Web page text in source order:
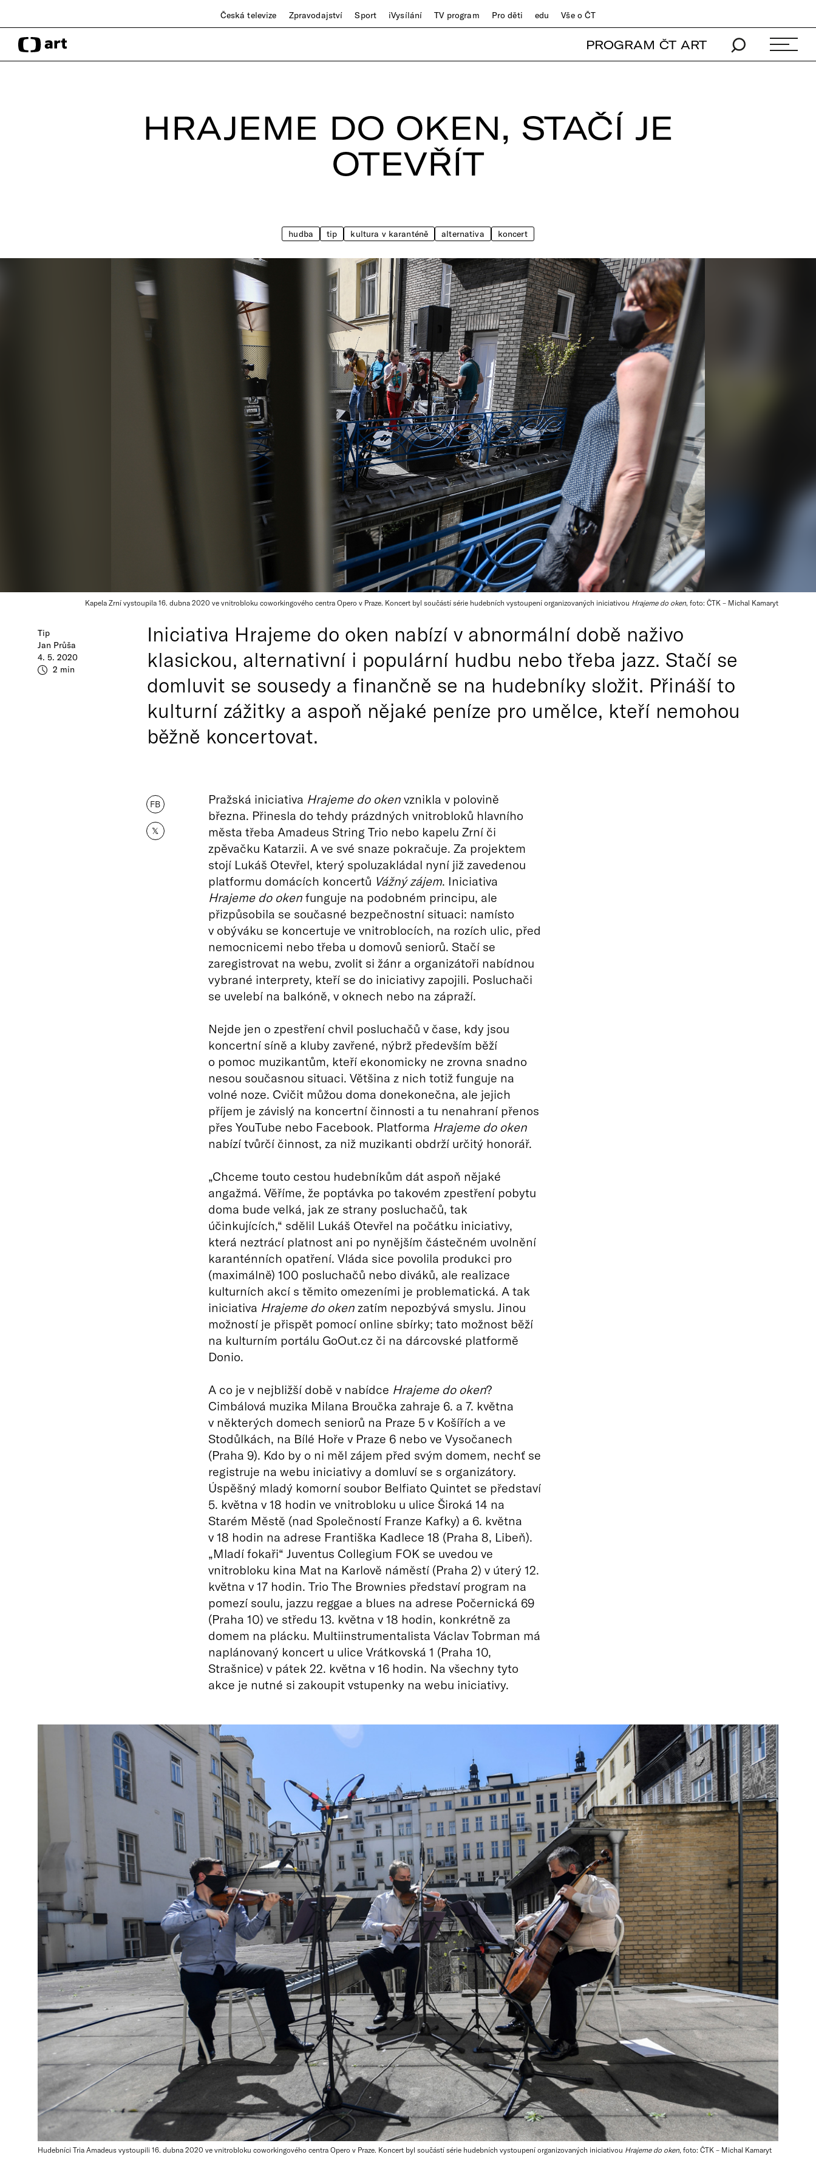
Česká televize Zpravodajství Sport iVysílání TV program Pro děti edu Vše o ČT
PROGRAM ČT ART
HRAJEME DO OKEN, STAČÍ JE
OTEVŘÍT
hudba tip kultura v karanténě alternativa koncert
Kapela Zrní vystoupila 16. dubna 2020 ve vnitrobloku coworkingového centra Opero v Praze. Koncert byl součástí série hudebních vystoupení organizovaných iniciativou Hrajeme do oken, foto: ČTK – Michal Kamaryt
Tip
Jan Průša
4. 5. 2020
2 min
Iniciativa Hrajeme do oken nabízí v abnormální době naživo
klasickou, alternativní i populární hudbu nebo třeba jazz. Stačí se
domluvit se sousedy a finančně se na hudebníky složit. Přináší to
kulturní zážitky a aspoň nějaké peníze pro umělce, kteří nemohou
běžně koncertovat.
FB
𝕏
Pražská iniciativa Hrajeme do okenvznikla v polovině
března. Přinesla do tehdy prázdných vnitrobloků hlavního
města třeba Amadeus String Trio nebo kapelu Zrní či
zpěvačku Katarzii. A ve své snaze pokračuje. Za projektem
stojí Lukáš Otevřel, který spoluzakládal nyní již zavedenou
platformu domácích koncertů Vážný zájem. Iniciativa
Hrajeme do okenfunguje na podobném principu, ale
přizpůsobila se současné bezpečnostní situaci: namísto
v obýváku se koncertuje ve vnitroblocích, na rozích ulic, před
nemocnicemi nebo třeba u domovů seniorů. Stačí se
zaregistrovat na webu, zvolit si žánr a organizátoři nabídnou
vybrané interprety, kteří se do iniciativy zapojili. Posluchači
se uvelebí na balkóně, v oknech nebo na zápraží.
Nejde jen o zpestření chvil posluchačů v čase, kdy jsou
koncertní síně a kluby zavřené, nýbrž především běží
o pomoc muzikantům, kteří ekonomicky ne zrovna snadno
nesou současnou situaci. Většina z nich totiž funguje na
volné noze. Cvičit můžou doma donekonečna, ale jejich
příjem je závislý na koncertní činnosti a tu nenahraní přenos
přes YouTube nebo Facebook. Platforma Hrajeme do oken
nabízí tvůrčí činnost, za niž muzikanti obdrží určitý honorář.
„Chceme touto cestou hudebníkům dát aspoň nějaké
angažmá. Věříme, že poptávka po takovém zpestření pobytu
doma bude velká, jak ze strany posluchačů, tak
účinkujících,“ sdělil Lukáš Otevřel na počátku iniciativy,
která neztrácí platnost ani po nynějším částečném uvolnění
karanténních opatření. Vláda sice povolila produkci pro
(maximálně) 100 posluchačů nebo diváků, ale realizace
kulturních akcí s těmito omezeními je problematická. A tak
iniciativa Hrajeme do okenzatím nepozbývá smyslu. Jinou
možností je přispět pomocí online sbírky; tato možnost běží
na kulturním portálu GoOut.cz či na dárcovské platformě
Donio.
A co je v nejbližší době v nabídce Hrajeme do oken?
Cimbálová muzika Milana Broučka zahraje 6. a 7. května
v některých domech seniorů na Praze 5 v Košířích a ve
Stodůlkách, na Bílé Hoře v Praze 6 nebo ve Vysočanech
(Praha 9). Kdo by o ni měl zájem před svým domem, nechť se
registruje na webu iniciativy a domluví se s organizátory.
Úspěšný mladý komorní soubor Belfiato Quintet se představí
5. května v 18 hodin ve vnitrobloku u ulice Široká 14 na
Starém Městě (nad Společností Franze Kafky) a 6. května
v 18 hodin na adrese Františka Kadlece 18 (Praha 8, Libeň).
„Mladí fokaři“ Juventus Collegium FOK se uvedou ve
vnitrobloku kina Mat na Karlově náměstí (Praha 2) v úterý 12.
května v 17 hodin. Trio The Brownies představí program na
pomezí soulu, jazzu reggae a blues na adrese Počernická 69
(Praha 10) ve středu 13. května v 18 hodin, konkrétně za
domem na plácku. Multiinstrumentalista Václav Tobrman má
naplánovaný koncert u ulice Vrátkovská 1 (Praha 10,
Strašnice) v pátek 22. května v 16 hodin. Na všechny tyto
akce je nutné si zakoupit vstupenky na webu iniciativy.
Hudebníci Tria Amadeus vystoupili 16. dubna 2020 ve vnitrobloku coworkingového centra Opero v Praze. Koncert byl součástí série hudebních vystoupení organizovaných iniciativou Hrajeme do oken, foto: ČTK – Michal Kamaryt